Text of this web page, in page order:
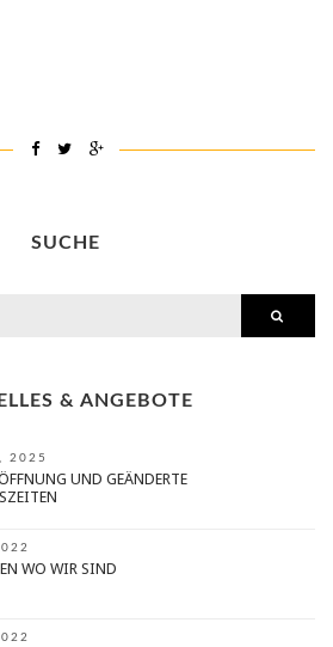
SUCHE
& ANGEBOTE
2025
UND GEÄNDERTE
WO WIR SIND